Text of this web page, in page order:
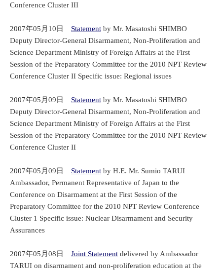
Conference Cluster III
2007年05月10日 Statement by Mr. Masatoshi SHIMBO
Deputy Director-General Disarmament, Non-Proliferation and
Science Department Ministry of Foreign Affairs at the First
Session of the Preparatory Committee for the 2010 NPT Review
Conference Cluster II Specific issue: Regional issues
2007年05月09日 Statement by Mr. Masatoshi SHIMBO
Deputy Director-General Disarmament, Non-Proliferation and
Science Department Ministry of Foreign Affairs at the First
Session of the Preparatory Committee for the 2010 NPT Review
Conference Cluster II
2007年05月09日 Statement by H.E. Mr. Sumio TARUI
Ambassador, Permanent Representative of Japan to the
Conference on Disarmament at the First Session of the
Preparatory Committee for the 2010 NPT Review Conference
Cluster 1 Specific issue: Nuclear Disarmament and Security
Assurances
2007年05月08日 Joint Statement delivered by Ambassador
TARUI on disarmament and non-proliferation education at the